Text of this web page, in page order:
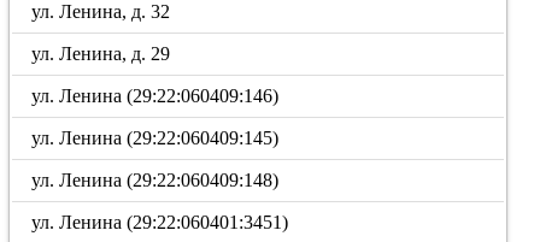
ул. Ленина, д. 32
ул. Ленина, д. 29
ул. Ленина (29:22:060409:146)
ул. Ленина (29:22:060409:145)
ул. Ленина (29:22:060409:148)
ул. Ленина (29:22:060401:3451)